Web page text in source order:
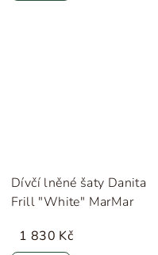
Dívčí lněné šaty Danita
Frill "White" MarMar
1 830 Kč